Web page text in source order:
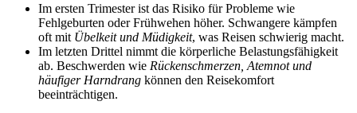
Im ersten Trimester ist das Risiko für Probleme wie
Fehlgeburten oder Frühwehen höher. Schwangere kämpfen
oft mit Übelkeit und Müdigkeit, was Reisen schwierig macht.
Im letzten Drittel nimmt die körperliche Belastungsfähigkeit
ab. Beschwerden wie Rückenschmerzen, Atemnot und
häufiger Harndrang können den Reisekomfort
beeinträchtigen.